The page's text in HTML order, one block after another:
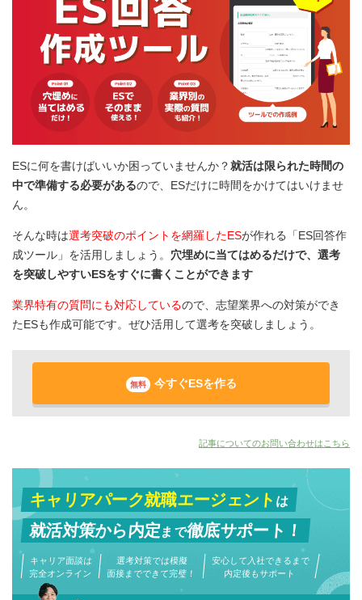
ESに何を書けばいいか困っていませんか？就活は限られた時間の
中で準備する必要があるので、ESだけに時間をかけてはいけませ
ん。
そんな時は選考突破のポイントを網羅したESが作れる「ES回答作
成ツール」を活用しましょう。 穴埋めに当てはめるだけで、選考
を突破しやすいESをすぐに書くことができます
業界特有の質問にも対応しているので、志望業界への対策ができ
たESも作成可能です。ぜひ活用して選考を突破しましょう。
無料 今すぐESを作る
記事についてのお問い合わせはこちら
キャリアパーク就職エージェントは
就活対策から内定まで徹底サポート！
キャリア面談は
完全オンライン
選考対策では模擬
面接までできて完璧！
安心して入社できるまで
内定後もサポート